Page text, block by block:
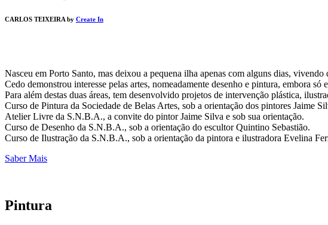
CARLOS TEIXEIRA by Create In
Nasceu em Porto Santo, mas deixou a pequena ilha apenas com alguns dias, vivendo
Cedo demonstrou interesse pelas artes, nomeadamente desenho e pintura, embora
Para além destas duas áreas, tem desenvolvido projetos de intervenção plástica,
Curso de Pintura da Sociedade de Belas Artes, sob a orientação dos pintores Jaime
Atelier Livre da S.N.B.A., a convite do pintor Jaime Silva e sob sua orientação.
Curso de Desenho da S.N.B.A., sob a orientação do escultor Quintino Sebastião.
Curso de Ilustração da S.N.B.A., sob a orientação da pintora e ilustradora Evelina
Saber Mais
Pintura